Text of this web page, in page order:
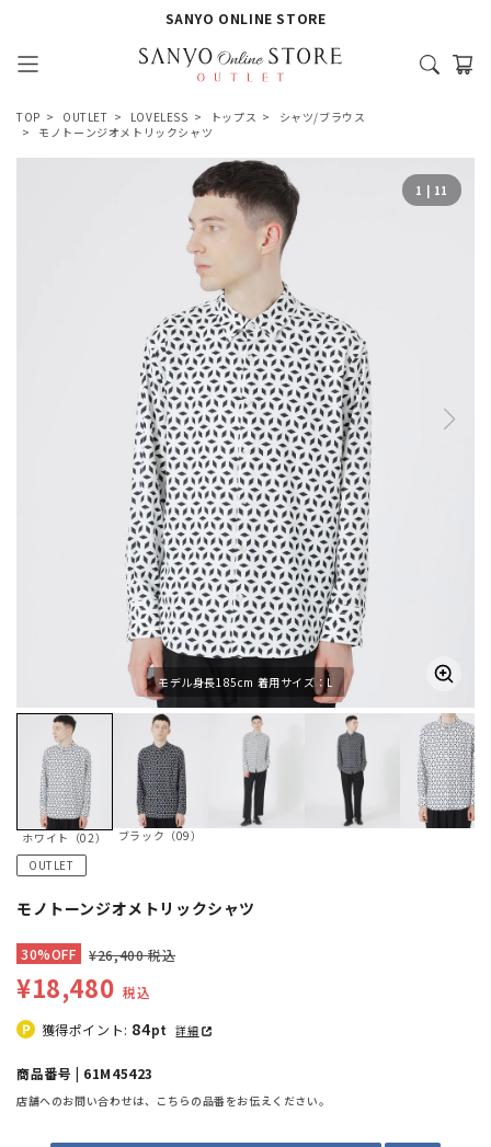
SANYO ONLINE STORE
TOP OUTLET LOVELESS トップス
シャツ/ブラウス
モノトーンジオメトリックシャツ
モデル身長185cm 着用サイズ：L
1 | 11
ホワイト（02）
ブラック（09）
OUTLET
モノトーンジオメトリックシャツ
30%OFF ¥26,400 税込
¥18,480 税込
獲得ポイント: 84pt 詳細
商品番号 | 61M45423
店舗へのお問い合わせは、こちらの品番をお伝えください。